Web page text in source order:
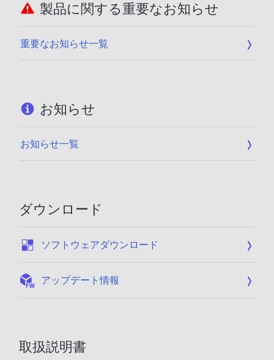
製品に関する重要なお知らせ
重要なお知らせ一覧
お知らせ
お知らせ一覧
ダウンロード
ソフトウェアダウンロード
アップデート情報
取扱説明書